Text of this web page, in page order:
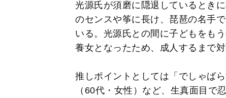
光源氏が須磨に隠退しているとき
のセンスや筝に長け、琵琶の名手
いる。光源氏との間に子どもをも
養女となったため、成人するまで
推しポイントとしては「でしゃば
（60代・女性）など、生真面目で